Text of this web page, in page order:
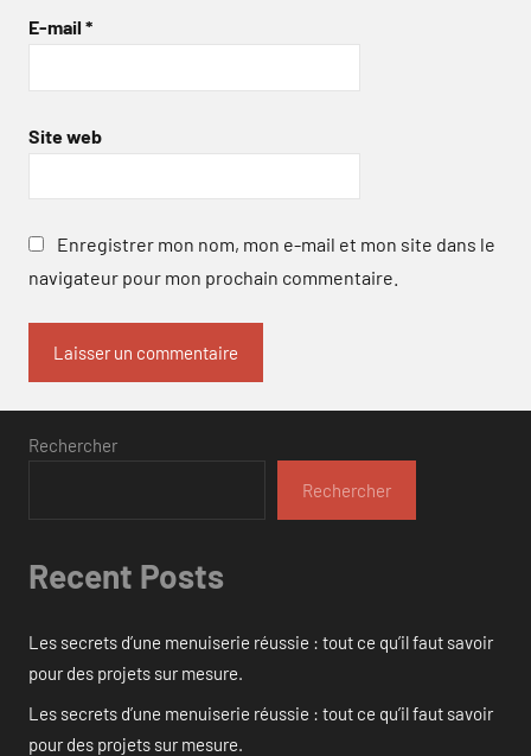
E-mail *
Site web
Enregistrer mon nom, mon e-mail et mon site dans le
navigateur pour mon prochain commentaire.
Rechercher
Rechercher
Recent Posts
Les secrets d’une menuiserie réussie : tout ce qu’il faut savoir
pour des projets sur mesure.
Les secrets d’une menuiserie réussie : tout ce qu’il faut savoir
pour des projets sur mesure.